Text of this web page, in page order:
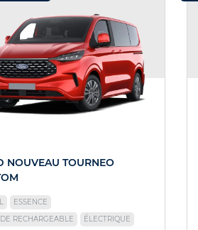
NOUVEAU TOURNEO
ESSENCE
RECHARGEABLE
ÉLECTRIQUE